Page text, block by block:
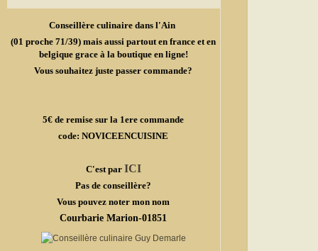
Conseillère culinaire dans l'Ain
(01 proche 71/39) mais aussi partout en france et en
belgique grace à la boutique en ligne!
Vous souhaitez juste passer commande?
5€ de remise sur la 1ere commande
code: NOVICEENCUISINE
C'est par ICI
Pas de conseillère?
Vous pouvez noter mon nom
Courbarie Marion-01851